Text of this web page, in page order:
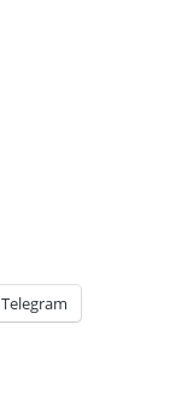
Telegram